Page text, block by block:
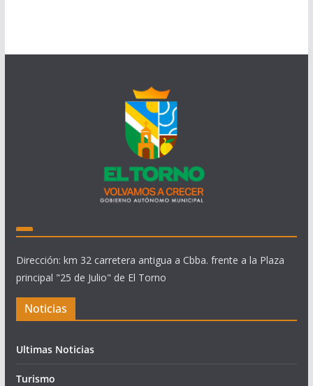
Dirección: km 32 carretera antigua a Cbba. frente a la Plaza
principal "25 de Julio" de El Torno
Noticias
Ultimas Noticias
Turismo